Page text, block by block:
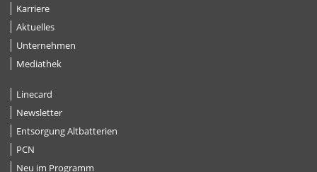
Karriere
Aktuelles
Unternehmen
Mediathek
Linecard
Newsletter
Entsorgung Altbatterien
PCN
Neu im Programm